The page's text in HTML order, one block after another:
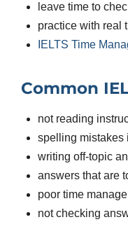
leave time to
practice with real
IELTS Time
Common
not reading
spelling mistakes
writing off-topic
answers that are
poor time
not checking